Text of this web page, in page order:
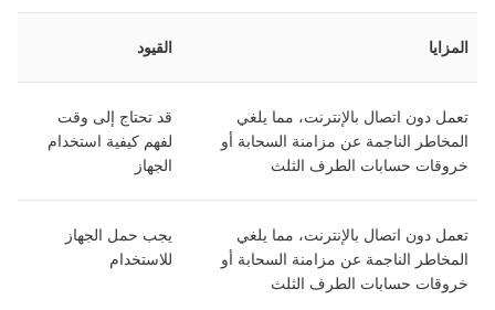
المزايا القيود
تعمل دون اتصال بالإنترنت، مما يلغي
المخاطر الناجمة عن مزامنة السحابة أو
خروقات حسابات الطرف الثلث
قد تحتاج إلى وقت
لفهم كيفية استخدام
الجهاز
تعمل دون اتصال بالإنترنت، مما يلغي
المخاطر الناجمة عن مزامنة السحابة أو
خروقات حسابات الطرف الثلث
يجب حمل الجهاز
للاستخدام